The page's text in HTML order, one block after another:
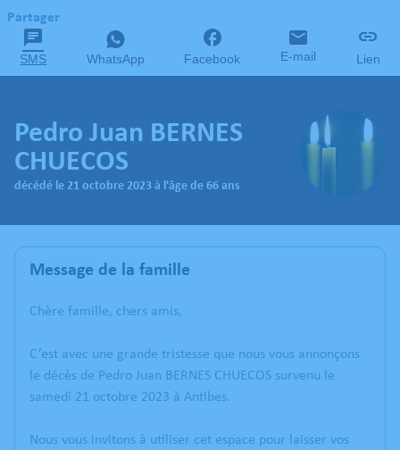
Partager
SMS WhatsApp Facebook E-mail Lien
Pedro Juan BERNES
CHUECOS
décédé le 21 octobre 2023 à l'âge de 66 ans
Message de la famille
Chère famille, chers amis,
C’est avec une grande tristesse que nous vous annonçons
le décès de Pedro Juan BERNES CHUECOS survenu le
samedi 21 octobre 2023 à Antibes.
Nous vous invitons à utiliser cet espace pour laisser vos